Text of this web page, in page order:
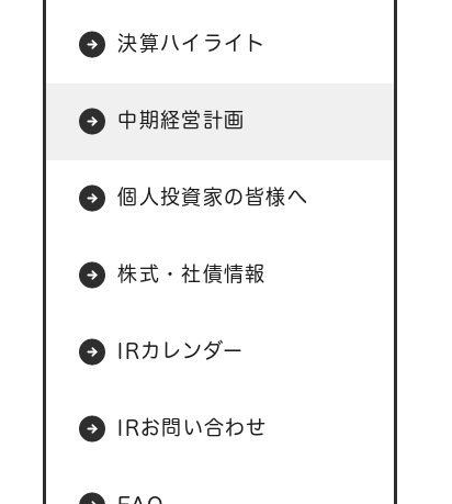
決算ハイライト
中期経営計画
個人投資家の皆様へ
株式・社債情報
IRカレンダー
IRお問い合わせ